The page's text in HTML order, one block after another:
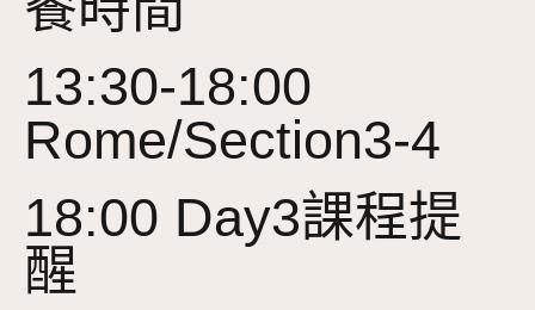
13:30-18:00
Rome/Section3-4
18:00 Day3課程提
醒